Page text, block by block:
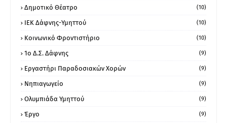
Δημοτικό Θέατρο (10)
ΙΕΚ Δάφνης-Υμηττού (10)
Κοινωνικό Φροντιστήριο (10)
1ο Δ.Σ. Δάφνης (9)
Εργαστήρι Παραδοσιακών Χορών (9)
Νηπιαγωγείο (9)
Ολυμπιάδα Υμηττού (9)
Έργο (9)